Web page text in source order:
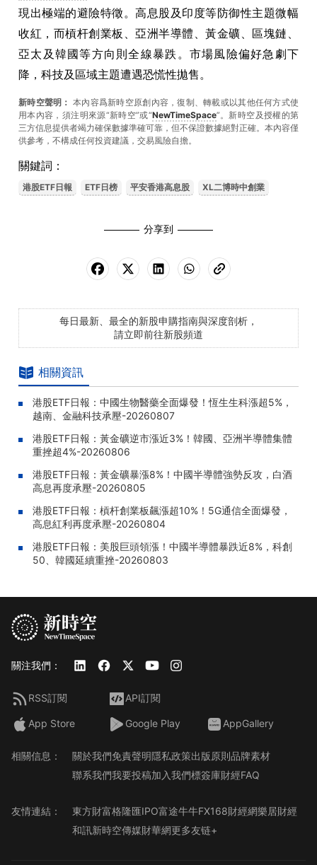
現出極端的避險特徵。高息股及印度等防御性主題微幅
收紅，而槓杆創業板、亞洲半導體、黃金礦、區塊鏈、
亞太及韓國等方向則全線暴跌。市場風險偏好急劇下
降，科技及區域主題遭遇恐慌性拋售。
新時空聲明： 本內容爲新時空原創內容，復制、轉載或以其他任何方式使
用本內容，須注明來源“新時空”或“NewTimeSpace”。新時空及授權的第
三方信息提供者竭力確保數據準確可靠，但不保證數據絕對正確。本內容僅
供參考，不構成任何投資建議，交易風險自擔。
關鍵詞：
港股ETF日報 ETF日榜 平安香港高息股 XL二博時中創業
分享到
每日最新、最全的新股申購指南與深度剖析，
請立即前往新股頻道
相關資訊
港股ETF日報：中國生物醫藥全面爆發！恆生生科漲超5%，
越南、金融科技承壓-20260807
港股ETF日報：黃金礦逆市漲近3%！韓國、亞洲半導體集體
重挫超4%-20260806
港股ETF日報：黃金礦暴漲8%！中國半導體強勢反攻，白酒
高息再度承壓-20260805
港股ETF日報：槓杆創業板飆漲超10%！5G通信全面爆發，
高息紅利再度承壓-20260804
港股ETF日報：美股巨頭領漲！中國半導體暴跌近8%，科創
50、韓國延續重挫-20260803
關注我們：
RSS訂閱 API訂閱
App Store Google Play AppGallery
相關信息： 關於我們免責聲明隱私政策出版原則品牌素材
聯系我們我要投稿加入我們標簽庫財經FAQ
友情連結： 東方財富格隆匯IPO富途牛牛FX168財經網樂居財經
和訊新時空傳媒財華網更多友链+